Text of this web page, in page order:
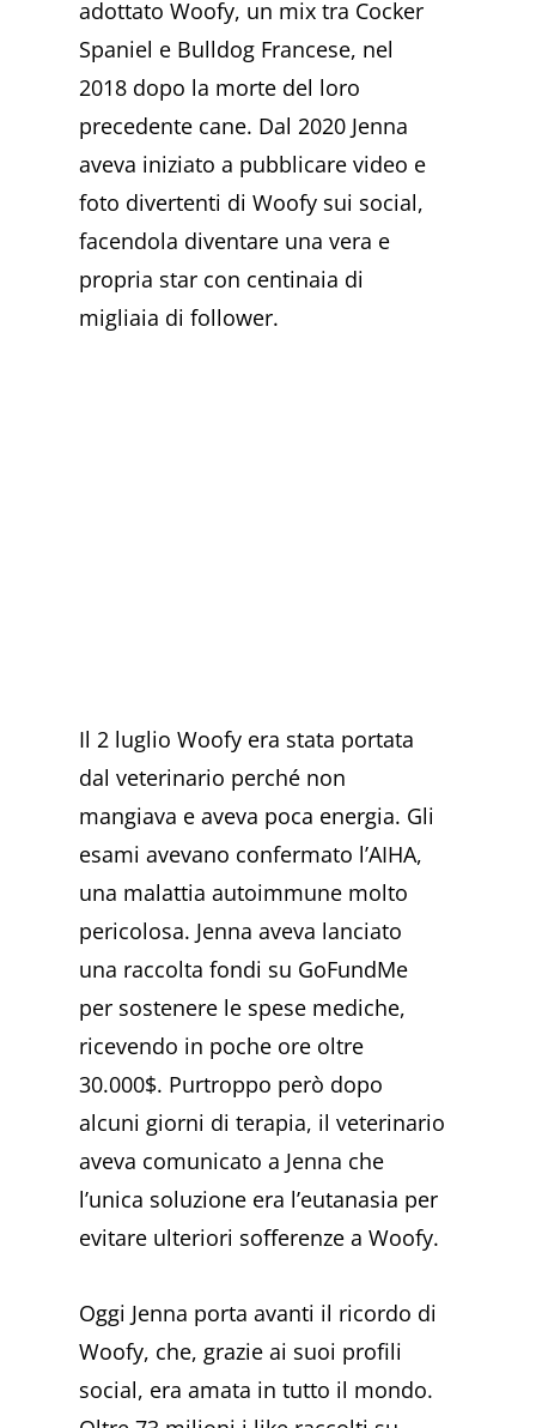
adottato Woofy, un mix tra Cocker
Spaniel e Bulldog Francese, nel
2018 dopo la morte del loro
precedente cane. Dal 2020 Jenna
aveva iniziato a pubblicare video e
foto divertenti di Woofy sui social,
facendola diventare una vera e
propria star con centinaia di
migliaia di follower.
Il 2 luglio Woofy era stata portata
dal veterinario perché non
mangiava e aveva poca energia. Gli
esami avevano confermato l’AIHA,
una malattia autoimmune molto
pericolosa. Jenna aveva lanciato
una raccolta fondi su GoFundMe
per sostenere le spese mediche,
ricevendo in poche ore oltre
30.000$. Purtroppo però dopo
alcuni giorni di terapia, il veterinario
aveva comunicato a Jenna che
l’unica soluzione era l’eutanasia per
evitare ulteriori sofferenze a Woofy.
Oggi Jenna porta avanti il ricordo di
Woofy, che, grazie ai suoi profili
social, era amata in tutto il mondo.